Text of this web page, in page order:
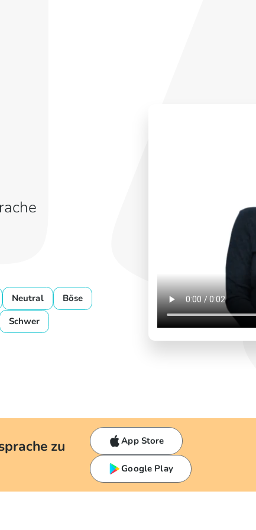
Neutral
Böse
Schwer
zu
App Store
Google Play